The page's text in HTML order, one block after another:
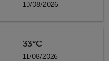
10/08/2026
33°C
11/08/2026